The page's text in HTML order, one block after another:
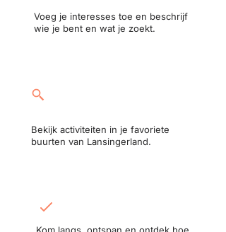
Voeg je interesses toe en beschrijf
wie je bent en wat je zoekt.
Bekijk activiteiten in je favoriete
buurten van Lansingerland.